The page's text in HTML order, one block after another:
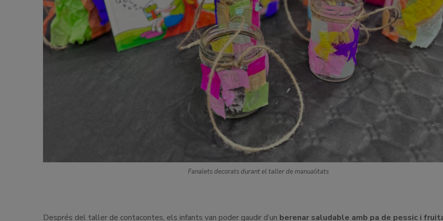
Fanalets decorats durant el taller de manualitats
Després del taller de contacontes, els infants van poder gaudir d’un berenar saludable amb pa de pessic i